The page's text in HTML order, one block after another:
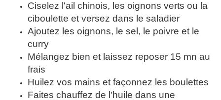
Ciselez l'ail chinois, les oignons verts ou la
ciboulette et versez dans le saladier
Ajoutez les oignons, le sel, le poivre et le
curry
Mélangez bien et laissez reposer 15 mn au
frais
Huilez vos mains et façonnez les boulettes
Faites chauffez de l'huile dans une